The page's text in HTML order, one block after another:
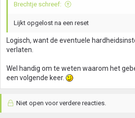
Brechtje schreef:
Lijkt opgelost na een reset
Logisch, want de eventuele
verlaten.
Wel handig om te weten waarom het
een volgende keer.
Niet open voor verdere reacties.